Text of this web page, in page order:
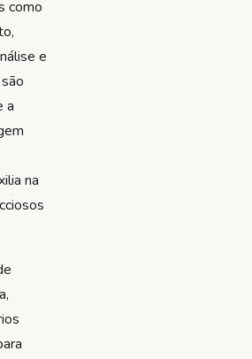
como
e
a
na